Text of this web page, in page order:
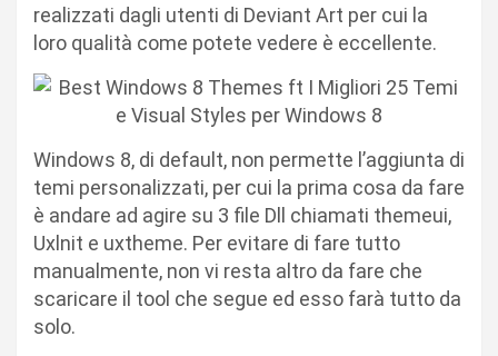
realizzati dagli utenti di Deviant Art per cui la
loro qualità come potete vedere è eccellente.
Windows 8, di default, non permette l’aggiunta di
temi personalizzati, per cui la prima cosa da fare
è andare ad agire su 3 file Dll chiamati themeui,
Uxlnit e uxtheme. Per evitare di fare tutto
manualmente, non vi resta altro da fare che
scaricare il tool che segue ed esso farà tutto da
solo.